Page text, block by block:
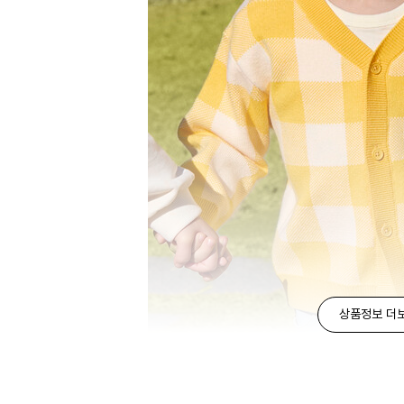
상품정보 더